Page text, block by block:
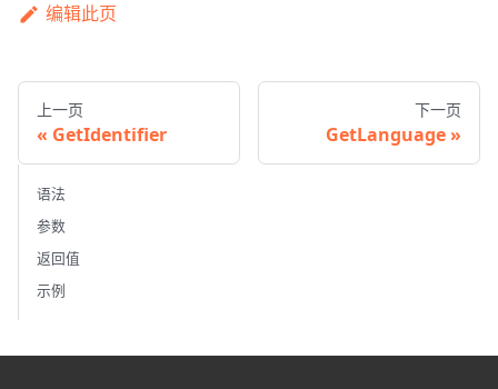
编辑此页
上一页
GetIdentifier
下一页
GetLanguage
语法
参数
返回值
示例